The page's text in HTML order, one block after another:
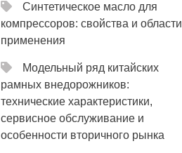
Синтетическое масло для
компрессоров: свойства и области
применения
Модельный ряд китайских
рамных внедорожников:
технические характеристики,
сервисное обслуживание и
особенности вторичного рынка